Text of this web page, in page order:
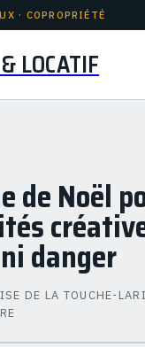
· COPROPRIÉTÉ
& LOCATIF
de Noël
danger
DE LA TOUCHE-